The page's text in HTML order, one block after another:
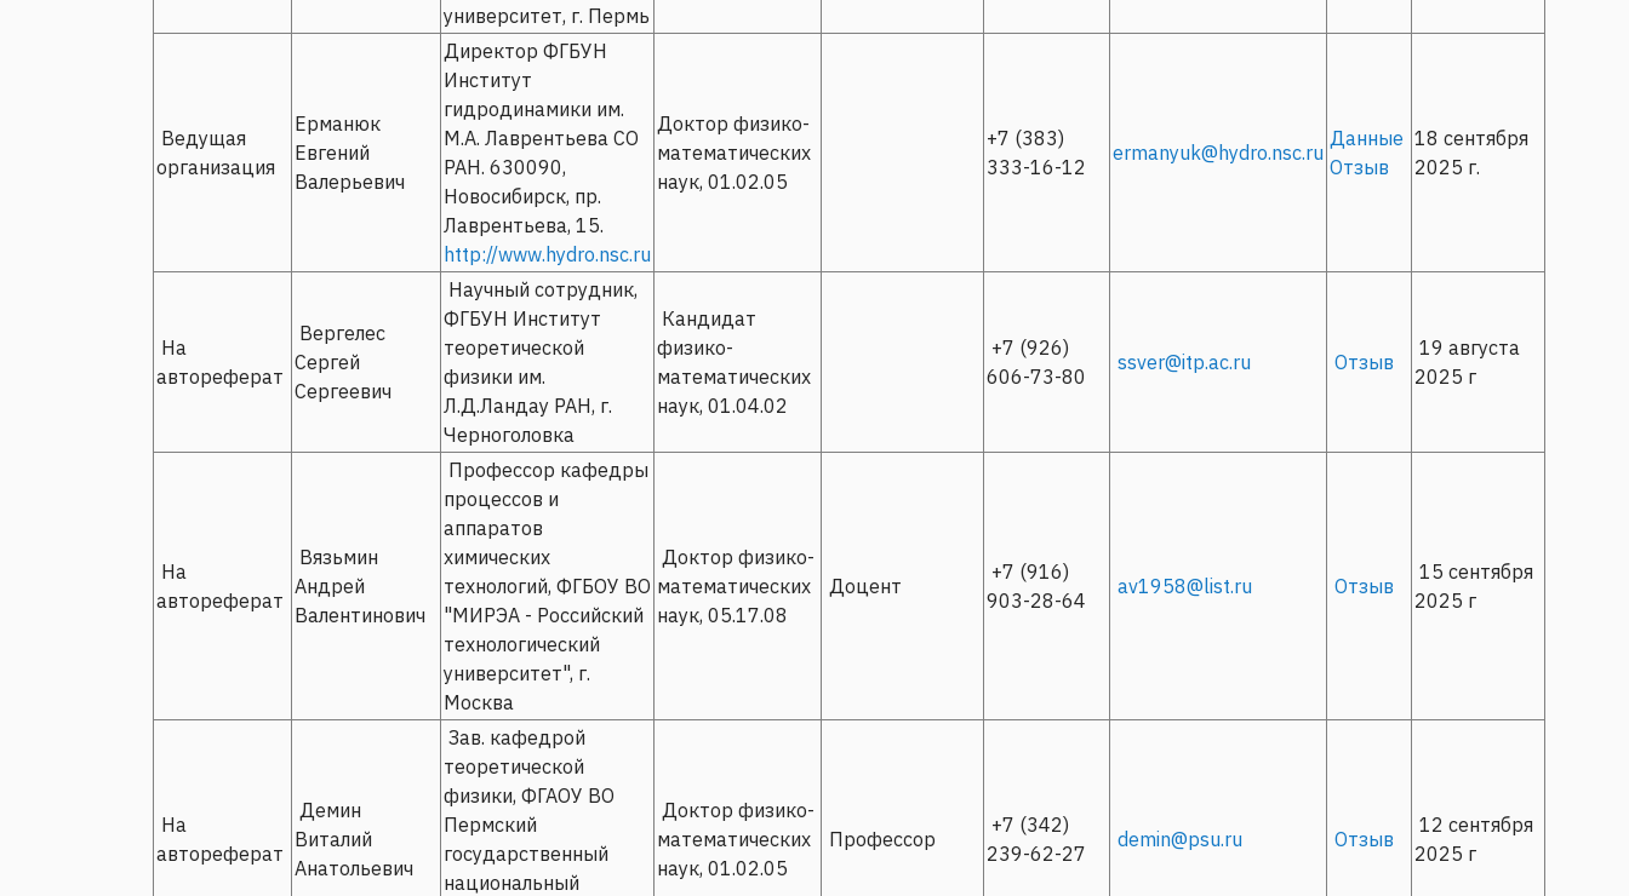
университет, г. Пермь
Ведущая
организация
Ерманюк
Евгений
Валерьевич
Директор ФГБУН
Институт
гидродинамики им.
М.А. Лаврентьева СО
РАН. 630090,
Новосибирск, пр.
Лаврентьева, 15.
http://www.hydro.nsc.ru
Доктор физико-
математических
наук, 01.02.05
+7 (383)
333-16-12
ermanyuk@hydro.nsc.ru
Данные
Отзыв
18 сентября
2025 г.
На
автореферат
Вергелес
Сергей
Сергеевич
Научный сотрудник,
ФГБУН Институт
теоретической
физики им.
Л.Д.Ландау РАН, г.
Черноголовка
Кандидат
физико-
математических
наук, 01.04.02
+7 (926)
606-73-80
ssver@itp.ac.ru Отзыв
19 августа
2025 г
На
автореферат
Вязьмин
Андрей
Валентинович
Профессор кафедры
процессов и
аппаратов
химических
технологий, ФГБОУ ВО
"МИРЭА - Российский
технологический
университет", г.
Москва
Доктор физико-
математических
наук, 05.17.08
Доцент
+7 (916)
903-28-64
av1958@list.ru Отзыв
15 сентября
2025 г
На
автореферат
Демин
Виталий
Анатольевич
Зав. кафедрой
теоретической
физики, ФГАОУ ВО
Пермский
государственный
национальный
Доктор физико-
математических
наук, 01.02.05
Профессор
+7 (342)
239-62-27
demin@psu.ru Отзыв
12 сентября
2025 г